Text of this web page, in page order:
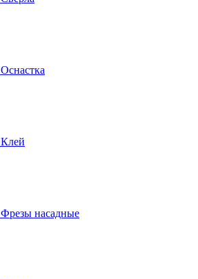
Оснастка
Клей
Фрезы насадные